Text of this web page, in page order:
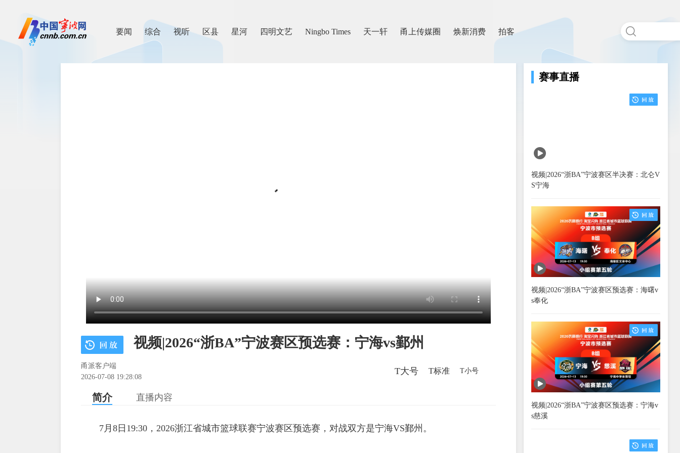
要闻 综合 视听 区县 星河 四明文艺 Ningbo Times 天一轩 甬上传媒圈 焕新消费 拍客
视频|2026“浙BA”宁波赛区预选赛：宁海vs鄞州
甬派客户端
2026-07-08 19:28:08
T大号 T标准 T小号
简介 直播内容
7月8日19:30，2026浙江省城市篮球联赛宁波赛区预选赛，对战双方是宁海VS鄞州。
赛事直播
视频|2026“浙BA”宁波赛区半决赛：北仑V
S宁海
视频|2026“浙BA”宁波赛区预选赛：海曙v
s奉化
视频|2026“浙BA”宁波赛区预选赛：宁海v
s慈溪